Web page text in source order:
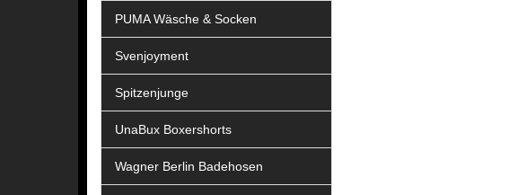
PUMA Wäsche & Socken
Svenjoyment
Spitzenjunge
UnaBux Boxershorts
Wagner Berlin Badehosen